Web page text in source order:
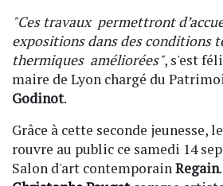
"Ces travaux permettront
expositions dans des conditions
thermiques améliorées", s'est
maire de Lyon chargé du
Godinot.
Grâce à cette seconde jeunesse,
rouvre au public ce samedi 14
Salon d'art contemporainRegain